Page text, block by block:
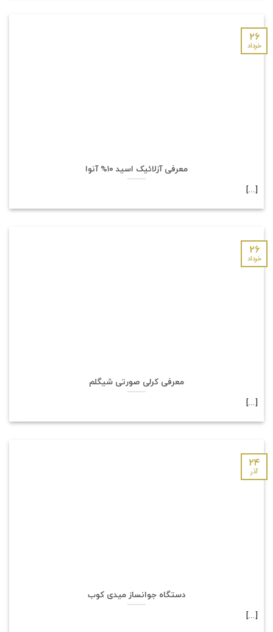
معرفی آزلائیک اسید ۱۰% آنوا
[...]
۲۶
خرداد
معرفی کرلی صورتی شیگلم
[...]
۲۶
خرداد
دستگاه جوانساز میدی کوب
[...]
۲۴
آذر